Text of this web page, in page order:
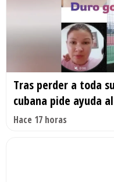
Tras perder a toda
cubana pide ayuda
Hace 17 horas